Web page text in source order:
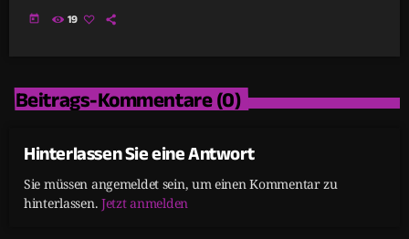
today 19
Beitrags-Kommentare (0)
Hinterlassen Sie eine Antwort
Sie müssen angemeldet sein, um einen Kommentar zu
hinterlassen. Jetzt anmelden